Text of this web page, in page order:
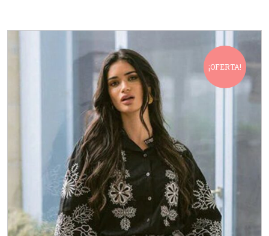
¡OFERTA!